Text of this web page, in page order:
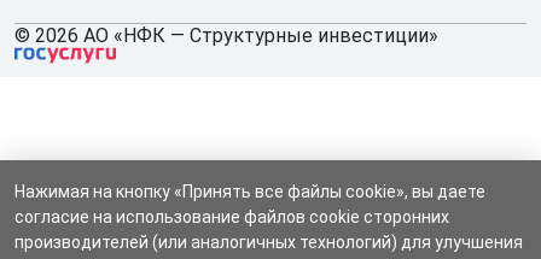
© 2026 АО «НФК — Структурные инвестиции»
Нажимая на кнопку «Принять все файлы cookie», вы даете
согласие на использование файлов cookie сторонних
производителей (или аналогичных технологий) для улучшения